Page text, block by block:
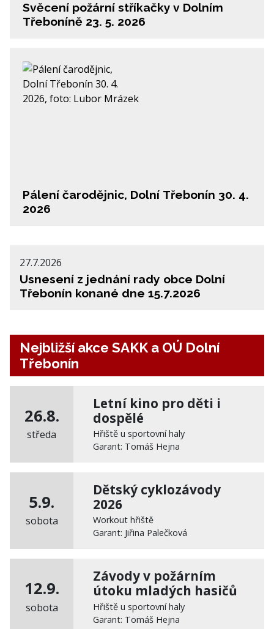
Svěcení požární stříkačky v Dolním
Třeboníně 23. 5. 2026
Pálení čarodějnic, Dolní Třebonín 30. 4.
2026
27.7.2026
Usnesení z jednání rady obce Dolní
Třebonín konané dne 15.7.2026
Nejbližší akce SAKK a OÚ Dolní
Třebonín
26.8.
středa
Letní kino pro děti i
dospělé
Hřiště u sportovní haly
Garant: Tomáš Hejna
5.9.
sobota
Dětský cyklozávody
2026
Workout hřiště
Garant: Jiřina Palečková
12.9.
sobota
Závody v požárním
útoku mladých hasičů
Hřiště u sportovní haly
Garant: Tomáš Hejna